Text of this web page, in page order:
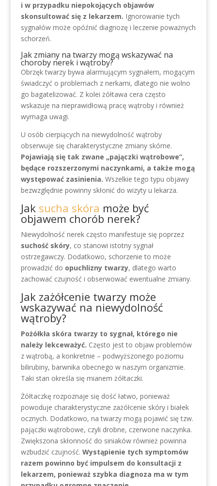
i w przypadku niepokojących objawów
skonsultować się z lekarzem. Ignorowanie tych
sygnałów może opóźnić diagnozę i leczenie poważnych
schorzeń.
Jak zmiany na twarzy mogą wskazywać na
choroby nerek i wątroby?
Obrzęk twarzy bywa alarmującym sygnałem, mogącym
świadczyć o problemach z nerkami, dlatego nie wolno
go bagatelizować. Z kolei żółtawa cera często
wskazuje na nieprawidłową pracę wątroby i również
wymaga uwagi.
U osób cierpiących na niewydolność wątroby
obserwuje się charakterystyczne zmiany skórne.
Pojawiają się tak zwane „pajączki wątrobowe”,
będące rozszerzonymi naczynkami, a także mogą
występować zasinienia. Wszelkie tego typu objawy
bezwzględnie powinny skłonić do wizyty u lekarza.
Jak sucha skóra może być
objawem chorób nerek?
Niewydolność nerek często manifestuje się poprzez
suchość skóry, co stanowi istotny sygnał
ostrzegawczy. Dodatkowo, schorzenie to może
prowadzić do opuchlizny twarzy, dlatego warto
zachować czujność i obserwować ewentualne zmiany.
Jak zażółcenie twarzy może
wskazywać na niewydolność
wątroby?
Pożółkła skóra twarzy to sygnał, którego nie
należy lekceważyć. Często jest to objaw problemów
z wątrobą, a konkretnie – podwyższonego poziomu
bilirubiny, barwnika obecnego w naszym organizmie.
Taki stan określa się mianem żółtaczki.
Żółtaczkę rozpoznaje się dość łatwo, ponieważ
powoduje charakterystyczne zażółcenie skóry i białek
ocznych. Dodatkowo, na twarzy mogą pojawić się tzw.
pajączki wątrobowe, czyli drobne, czerwone naczynka.
Zwiększona skłonność do siniaków również powinna
wzbudzić czujność. Wystąpienie tych symptomów
razem powinno być impulsem do konsultacji z
lekarzem, ponieważ szybka diagnoza ma w tym